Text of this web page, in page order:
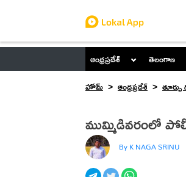
ఆంధ్రప్రదేశ్ తెలంగాణ
హోమ్
ఆంధ్రప్రదేశ్
ముమ్మిడివరంలో
By K NAGA SRINU